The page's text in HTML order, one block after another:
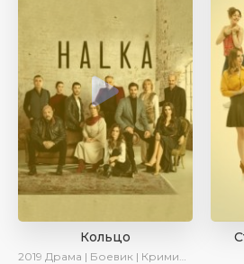
Кольцо
2019 Драма | Боевик | Криминал